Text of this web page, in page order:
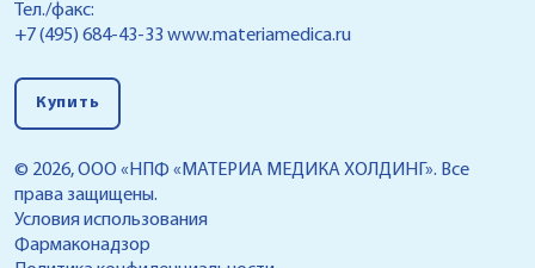
Тел./факс:
+7 (495) 684-43-33 www.materiamedica.ru
Купить
© 2026, ООО «НПФ «МАТЕРИА МЕДИКА ХОЛДИНГ». Все
права защищены.
Условия использования
Фармаконадзор